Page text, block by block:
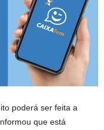
poderá ser feita a
que está